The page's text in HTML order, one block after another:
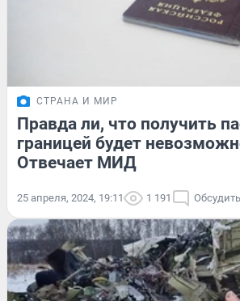
СТРАНА И МИР
Правда ли, что получить
границей будет
Отвечает МИД
25 апреля, 2024, 19:11 1 191 Обсудить